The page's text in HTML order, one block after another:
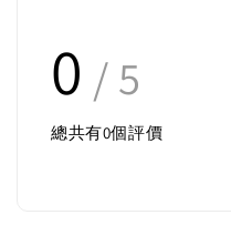
0 / 5
總共有0個評價